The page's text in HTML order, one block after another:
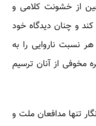
از خشونت کلامی و
کند و چنان دیدگاه خود
نسبت ناروایی را به
از آنان ترسیم
تنها مدافعان ملت و